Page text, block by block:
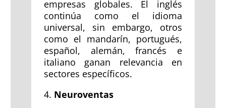
empresas globales. El inglés
continúa como el idioma
universal, sin embargo, otros
como el mandarín, portugués,
español, alemán, francés e
italiano ganan relevancia en
sectores específicos.
4. Neuroventas